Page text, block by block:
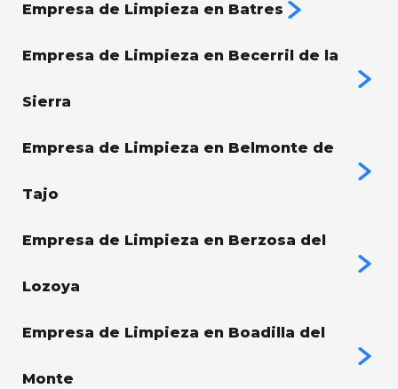
Empresa de Limpieza en Batres
Empresa de Limpieza en Becerril de la
Sierra
Empresa de Limpieza en Belmonte de
Tajo
Empresa de Limpieza en Berzosa del
Lozoya
Empresa de Limpieza en Boadilla del
Monte